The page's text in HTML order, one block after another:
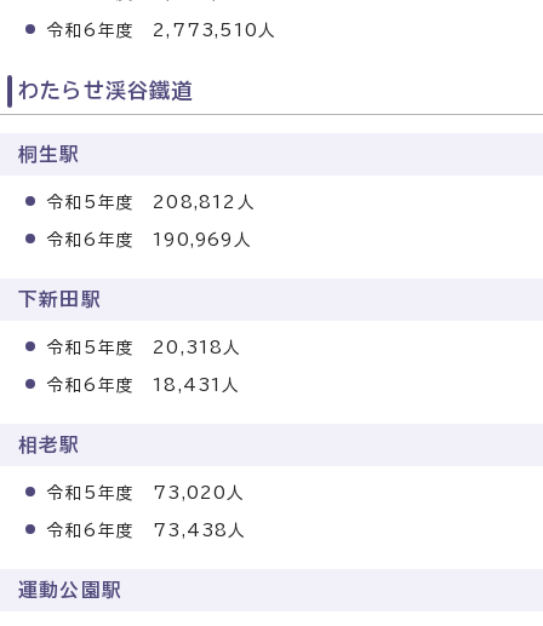
令和6年度 2,773,510人
わたらせ渓谷鐵道
桐生駅
令和5年度 208,812人
令和6年度 190,969人
下新田駅
令和5年度 20,318人
令和6年度 18,431人
相老駅
令和5年度 73,020人
令和6年度 73,438人
運動公園駅